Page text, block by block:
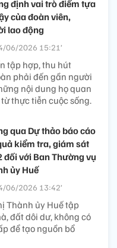
định vai trò điểm tựa
của đoàn viên,
lao động
06/2026 15:21’
tập hợp, thu hút
phải đến gần người
nội dung họ quan
thực tiễn cuộc sống.
qua Dự thảo báo cáo
kiểm tra, giám sát
đối với Ban Thường vụ
ủy Huế
06/2026 13:42’
Thành ủy Huế tập
đất dôi dư, không có
để tạo nguồn bổ